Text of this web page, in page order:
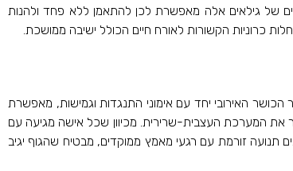
של גילאים אלה מאפשרת לכן להתאמן ללא פחד ולהנות
כרוניות הקשורות לאורח חיים הכולל ישיבה ממושכת.
האירובי יחד עם אימוני התנגדות וגמישות, מאפשרת
את המערכת העצבית-שרירית. מכיוון שכל אישה מגיעה עם
תנועה זורמת עם רגעי מאמץ ממוקדים, מבטיח שהגוף יגיב